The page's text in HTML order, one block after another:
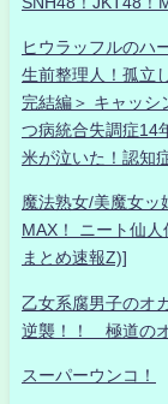
ヒウラッフルのハ
生前整理人！孤立
完結編＞ キャッシ
つ病統合失調症14
米が泣いた！認知
魔法熟女/美魔女ッ
MAX！ ニート仙
まとめ速報Z)]
乙女系腐男子のオ
逆襲！！ 極道のオ
スーパーウンコ！